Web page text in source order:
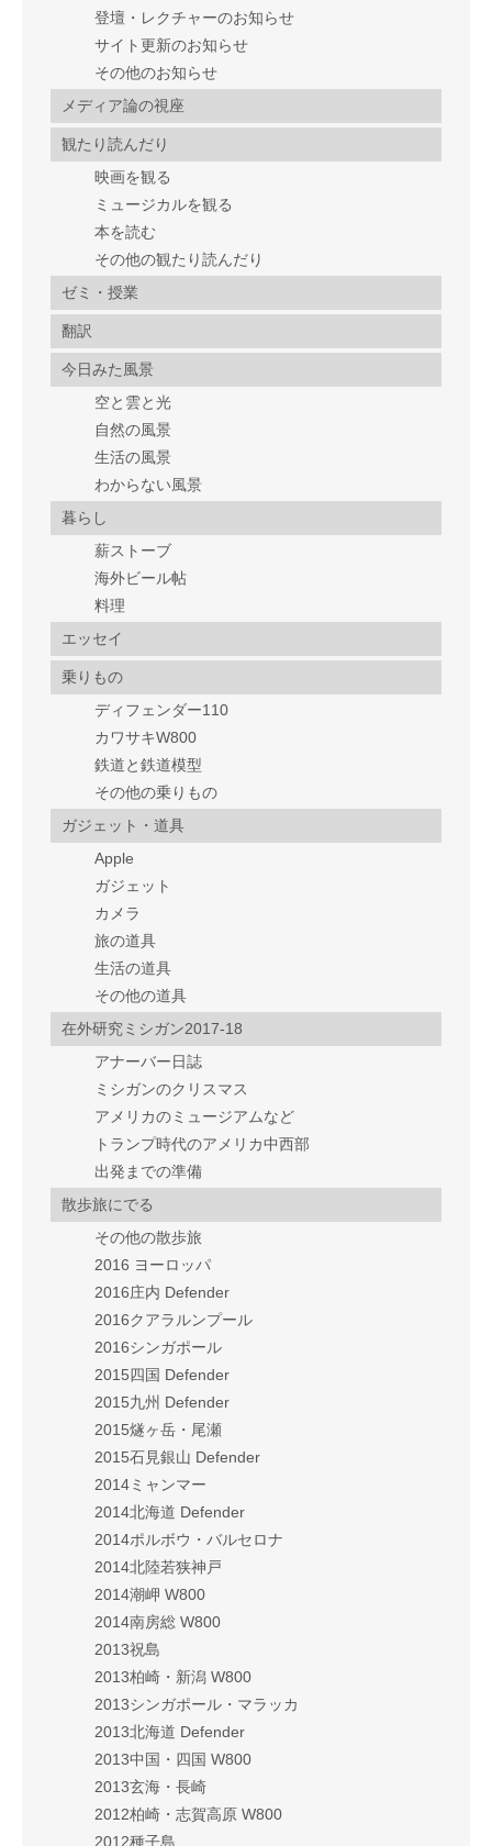
登壇・レクチャーのお知らせ
サイト更新のお知らせ
その他のお知らせ
メディア論の視座
観たり読んだり
映画を観る
ミュージカルを観る
本を読む
その他の観たり読んだり
ゼミ・授業
翻訳
今日みた風景
空と雲と光
自然の風景
生活の風景
わからない風景
暮らし
薪ストーブ
海外ビール帖
料理
エッセイ
乗りもの
ディフェンダー110
カワサキW800
鉄道と鉄道模型
その他の乗りもの
ガジェット・道具
Apple
ガジェット
カメラ
旅の道具
生活の道具
その他の道具
在外研究ミシガン2017-18
アナーバー日誌
ミシガンのクリスマス
アメリカのミュージアムなど
トランプ時代のアメリカ中西部
出発までの準備
散歩旅にでる
その他の散歩旅
2016 ヨーロッパ
2016庄内 Defender
2016クアラルンプール
2016シンガポール
2015四国 Defender
2015九州 Defender
2015燧ヶ岳・尾瀬
2015石見銀山 Defender
2014ミャンマー
2014北海道 Defender
2014ポルボウ・バルセロナ
2014北陸若狭神戸
2014潮岬 W800
2014南房総 W800
2013祝島
2013柏崎・新潟 W800
2013シンガポール・マラッカ
2013北海道 Defender
2013中国・四国 W800
2013玄海・長崎
2012柏崎・志賀高原 W800
2012種子島